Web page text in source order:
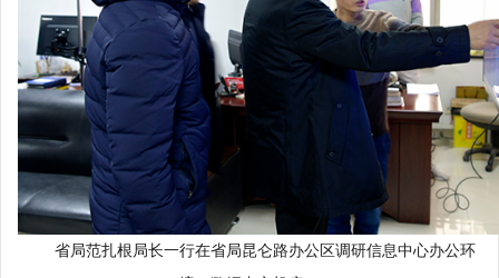
省局范扎根局长一行在省局昆仑路办公区调研信息中心办公环